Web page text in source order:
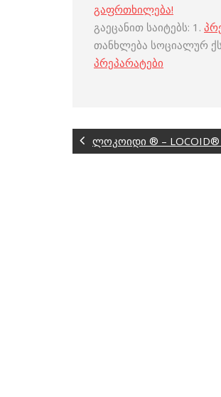
გაფრთხილება!
გაეცანით საიტებს: 1.
თანხლება სოციალურ
პრეპარატები
ლოკოიდი ® –